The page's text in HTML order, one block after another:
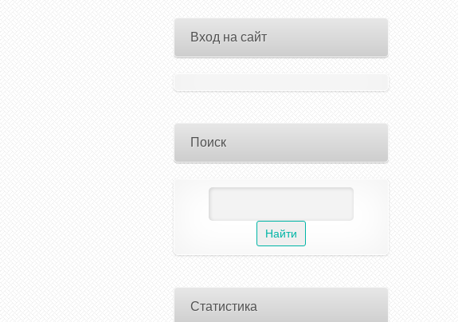
Вход на сайт
Поиск
Статистика